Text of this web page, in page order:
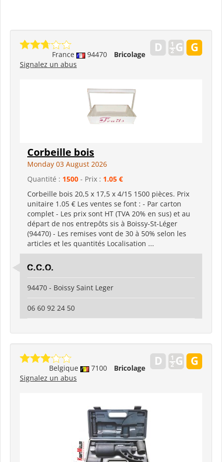
France 94470
Bricolage
Signalez un abus
Corbeille bois
Monday 03 August 2026
Quantité : 1500 - Prix : 1.05 €
Corbeille bois 20,5 x 17,5 x 4/15 1500 pièces. Prix
unitaire 1.05 € Les ventes se font : - Par carton
complet - Les prix sont HT (TVA 20% en sus) et au
départ de nos entrepôts sis à Boissy-St-Léger
(94470) - Les remises vont de 30 à 50% selon les
articles et les quantités Localisation ...
C.C.O.
94470 - Boissy Saint Leger
06 60 92 24 50
Belgique 7100
Bricolage
Signalez un abus